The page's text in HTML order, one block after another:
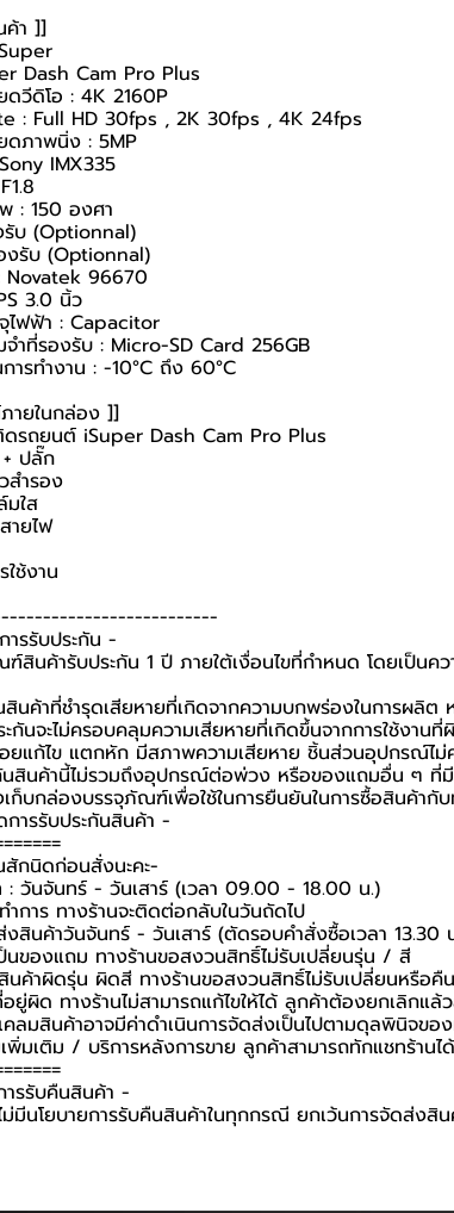
า ]]
Dash Cam Pro Plus
ดวีดิโอ : 4K 2160P
: Full HD 30fps , 2K 30fps , 4K 24fps
ดภาพนิ่ง : 5MP
IMX335
: 150 องศา
รับ (Optionnal)
งรับ (Optionnal)
96670
3.0 นิ้ว
ไฟฟ้า : Capacitor
จำที่รองรับ : Micro-SD Card 256GB
รทำงาน : -10°C ถึง 60°C
ยในกล่อง ]]
รถยนต์ iSuper Dash Cam Pro Plus
ปลั๊ก
สำรอง
ใส
ายไฟ
ช้งาน
ารรับประกัน -️
นค้ารับประกัน 1 ปี ภายใต้เงื่อนไขที่กำหนด โดยเป็นคว
นค้าที่ชำรุดเสียหายที่เกิดจากความบกพร่องในการผลิต
กันจะไม่ครอบคลุมความเสียหายที่เกิดขึ้นจากการใช้งา
ยแก้ไข แตกหัก มีสภาพความเสียหาย ชิ้นส่วนอุปกรณ์ไ
นสินค้านี้ไม่รวมถึงอุปกรณ์ต่อพ่วง หรือของแถมอื่น ๆ ที่
ก็บกล่องบรรจุภัณฑ์เพื่อใช้ในการยืนยันในการซื้อสินค้ากั
ารรับประกันสินค้า -️
สักนิดก่อนสั่งนะคะ-️
: วันจันทร์ - วันเสาร์ (เวลา 09.00 - 18.00 น.)
ำการ ทางร้านจะติดต่อกลับในวันถัดไป
สินค้าวันจันทร์ - วันเสาร์ (ตัดรอบคำสั่งซื้อเวลา
นของแถม ทางร้านขอสงวนสิทธิ์ไม่รับเปลี่ยนรุ่น / สี
ค้าผิดรุ่น ผิดสี ทางร้านขอสงวนสิทธิ์ไม่รับเปลี่ยนหรือคื
ผิด ทางร้านไม่สามารถแก้ไขให้ได้ ลูกค้าต้องยกเลิกแล้ว
ลมสินค้าอาจมีค่าดำเนินการจัดส่งเป็นไปตามดุลพินิจของ
มเติม / บริการหลังการขาย ลูกค้าสามารถทักแชทร้านได้
ารรับคืนสินค้า -️
ม่มีนโยบายการรับคืนสินค้าในทุกกรณี ยกเว้นการจัดส่ง